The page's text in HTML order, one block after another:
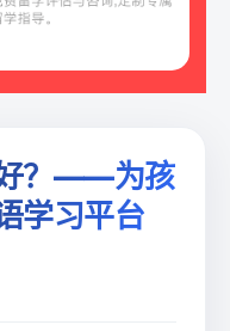
？——为孩
学习平台